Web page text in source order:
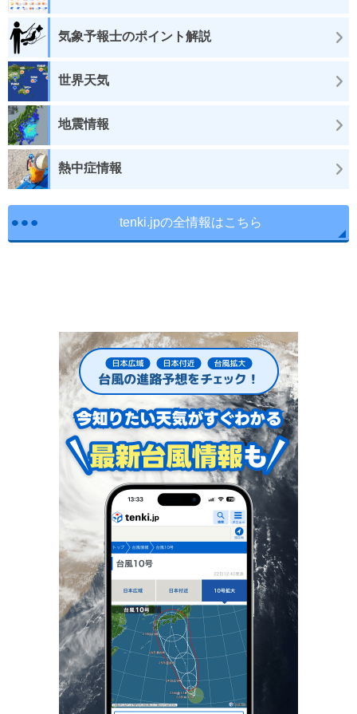
気象予報士のポイント解説
世界天気
地震情報
熱中症情報
tenki.jpの全情報はこちら